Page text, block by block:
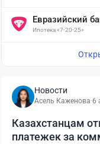
Евразийский
Ипотека «7-20-25»
Новости
Асель Каженова·6
Казахстанцам
платежек за